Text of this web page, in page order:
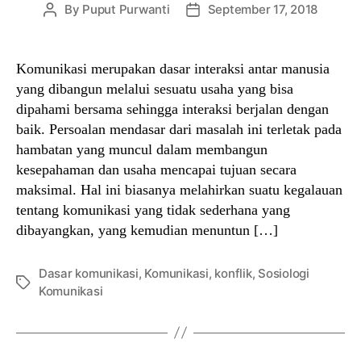
Post
By Puput Purwanti
PostSeptember 17, 2018
Komunikasi merupakan dasar interaksi antar manusia
yang dibangun melalui sesuatu usaha yang bisa
dipahami bersama sehingga interaksi berjalan dengan
baik. Persoalan mendasar dari masalah ini terletak pada
hambatan yang muncul dalam membangun
kesepahaman dan usaha mencapai tujuan secara
maksimal. Hal ini biasanya melahirkan suatu kegalauan
tentang komunikasi yang tidak sederhana yang
dibayangkan, yang kemudian menuntun […]
Tags
Dasar komunikasi, Komunikasi, konflik, Sosiologi
Komunikasi